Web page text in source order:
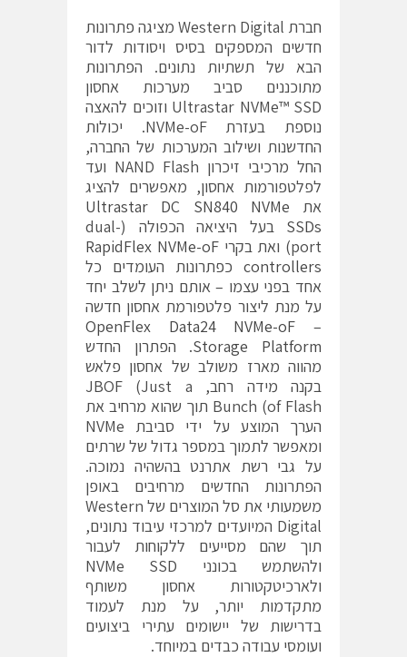
חברת Western Digital מציגה פתרונות
חדשים המספקים בסיס ויסודות לדור
הבא של תשתיות נתונים. הפתרונות
מתוכננים סביב מערכות אחסון
Ultrastar NVMe™ SSD וזוכים להאצה
נוספת בעזרת NVMe-oF. יכולות
החדשנות ושילוב המערכות של החברה,
החל מרכיבי זיכרון NAND Flash ועד
לפלטפורמות אחסון, מאפשרים להציג
את Ultrastar DC SN840 NVMe
SSDs
בעל היציאה הכפולה (dual-
port) ואת בקרי
RapidFlex NVMe-oF
controllers כפתרונות העומדים כל
אחד בפני עצמו – אותם ניתן לשלב יחד
על מנת ליצור פלטפורמת אחסון חדשה
–
OpenFlex Data24 NVMe-oF
Storage Platform. הפתרון החדש
מהווה מארז משולב של אחסון פלאש
בקנה מידה רחב, JBOF (Just a
Bunch (of Flash תוך שהוא מרחיב את
הערך המוצע על ידי סביבת NVMe
ומאפשר לתמוך במספר גדול של שרתים
על גבי רשת אתרנט בהשהיה נמוכה.
הפתרונות החדשים מרחיבים באופן
משמעותי את סל המוצרים של Western
Digital המיועדים למרכזי עיבוד נתונים,
תוך שהם מסייעים ללקוחות לעבור
ולהשתמש בכונני NVMe SSD
ולארכיטקטורות אחסון משותף
מתקדמות יותר, על מנת לעמוד
בדרישות של יישומים עתירי ביצועים
ועומסי עבודה כבדים במיוחד.